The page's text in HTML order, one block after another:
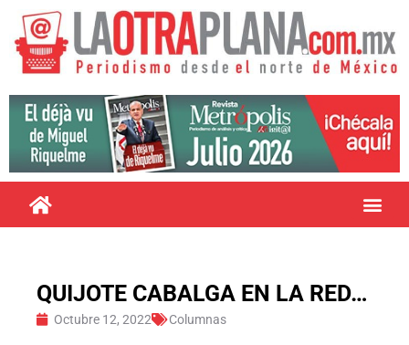
QUIJOTE CABALGA EN LA RED…
Octubre 12, 2022 Columnas